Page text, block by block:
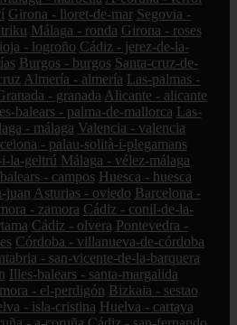
Girona - lloret-de-mar Segovia -
Málaga - ronda Girona - roses
- logroño Cádiz - jerez-de-la-
Burgos - burgos Santa-cruz-de-
Almería - almería Las-palmas -
- granada Alicante - alicante
balears - palma-de-mallorca Las-
- málaga Valencia - valencia
- palau-solità-i-plegamans
la-geltrú Málaga - vélez-málaga
- campos Huesca - huesca
juan Asturias - oviedo Barcelona -
- zamora Cádiz - conil-de-la-
Cádiz - olvera Pontevedra -
Córdoba - villanueva-de-córdoba
- san-vicente-de-la-barquera
Illes-balears - santa-margalida
- el-perdigón Bizkaia - sestao
- isla-cristina Huelva - cartaya